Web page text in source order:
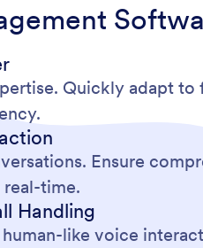
Quickly adapt
Ensure
real-time.
Handling
like voice